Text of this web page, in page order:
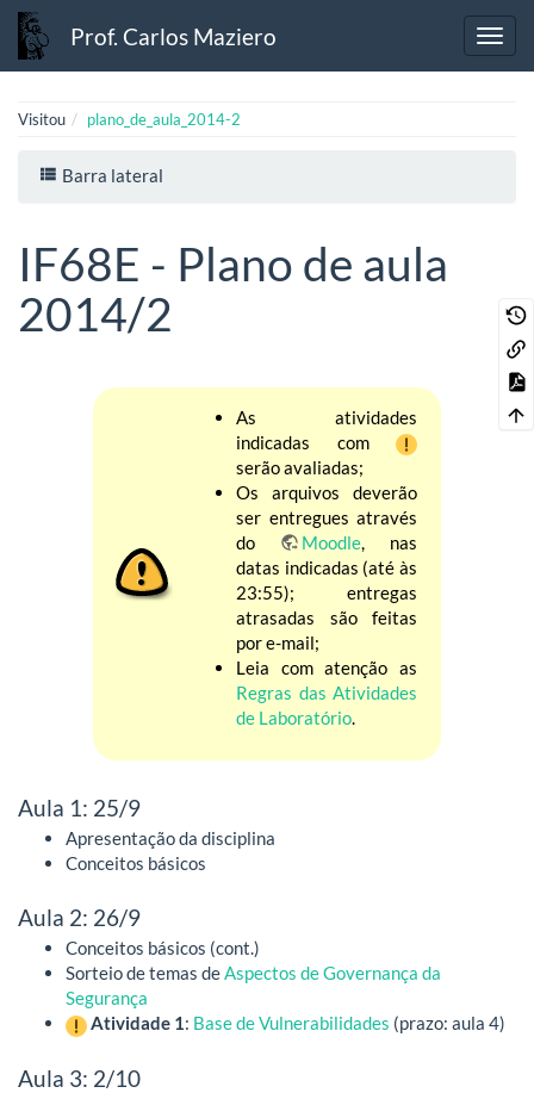
Prof. Carlos Maziero
Visitou plano_de_aula_2014-2
Barra lateral
IF68E - Plano de aula
2014/2
As atividades
indicadas com
serão avaliadas;
Os arquivos deverão
ser entregues através
do
Moodle, nas
datas indicadas (até às
23:55); entregas
atrasadas são feitas
por e-mail;
Leia com atenção as
Regras das Atividades
de Laboratório.
Aula 1: 25/9
Apresentação da disciplina
Conceitos básicos
Aula 2: 26/9
Conceitos básicos (cont.)
Sorteio de temas deAspectos de Governança da
Segurança
Atividade 1: Base de Vulnerabilidades (prazo: aula 4)
Aula 3: 2/10